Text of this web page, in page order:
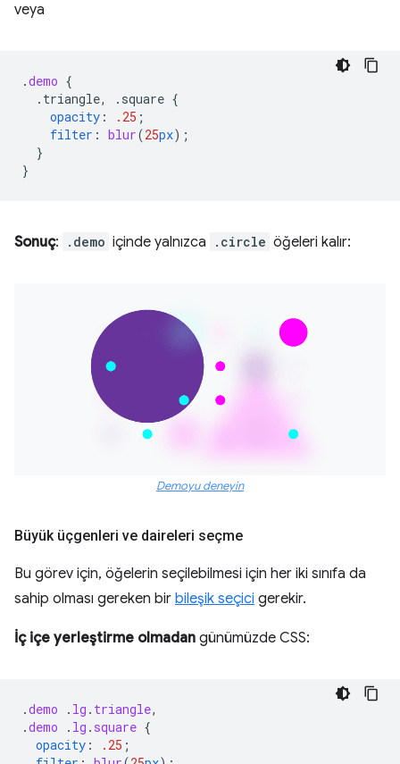
veya
.demo {
.triangle,
.square {
opacity : .25 ;
filter : blur(25px);
}
}
Sonuç: .demo içinde yalnızca .circle öğeleri kalır:
Demoyu deneyin
Büyük üçgenleri ve daireleri seçme
Bu görev için, öğelerin seçilebilmesi için her iki sınıfa da
sahip olması gereken bir bileşik seçici gerekir.
İç içe yerleştirme olmadan günümüzde CSS:
.demo . lg . triangle,
.demo . lg . square {
opacity : .25 ;